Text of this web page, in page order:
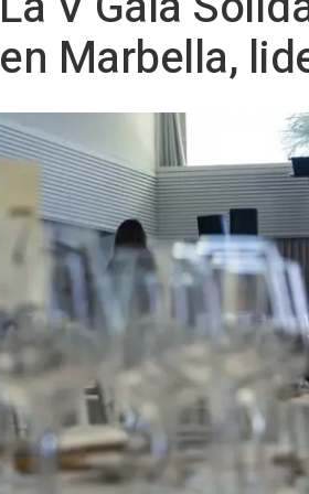
en Marbella,